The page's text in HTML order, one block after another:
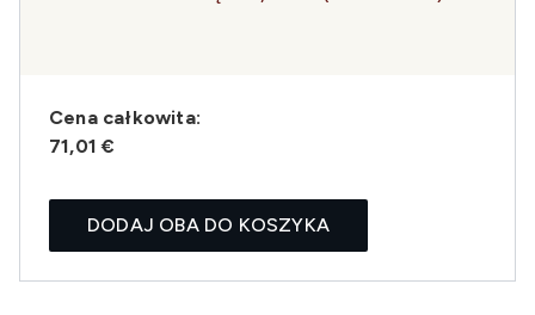
Cena całkowita:
71,01 €
DODAJ OBA DO KOSZYKA